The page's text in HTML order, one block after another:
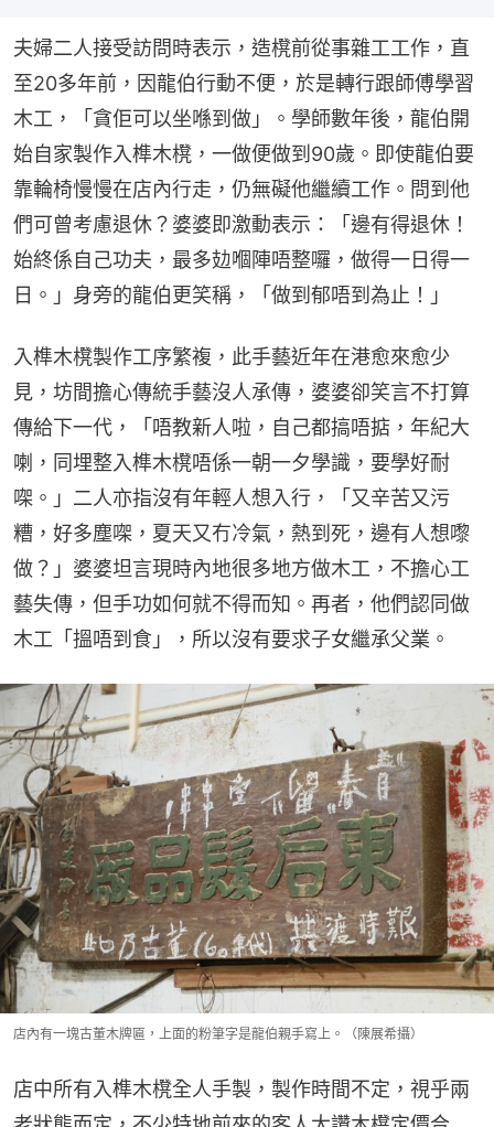
夫婦二人接受訪問時表示，造櫈前從事雜工工作，直
至20多年前，因龍伯行動不便，於是轉行跟師傅學習
木工，「貪佢可以坐喺到做」。學師數年後，龍伯開
始自家製作入榫木櫈，一做便做到90歲。即使龍伯要
靠輪椅慢慢在店內行走，仍無礙他繼續工作。問到他
們可曾考慮退休？婆婆即激動表示：「邊有得退休！
始終係自己功夫，最多攰嗰陣唔整囉，做得一日得一
日。」身旁的龍伯更笑稱，「做到郁唔到為止！」
入榫木櫈製作工序繁複，此手藝近年在港愈來愈少
見，坊間擔心傳統手藝沒人承傳，婆婆卻笑言不打算
傳給下一代，「唔教新人啦，自己都搞唔掂，年紀大
喇，同埋整入榫木櫈唔係一朝一夕學識，要學好耐
㗎。」二人亦指沒有年輕人想入行，「又辛苦又污
糟，好多塵㗎，夏天又冇冷氣，熱到死，邊有人想嚟
做？」婆婆坦言現時內地很多地方做木工，不擔心工
藝失傳，但手功如何就不得而知。再者，他們認同做
木工「搵唔到食」，所以沒有要求子女繼承父業。
店內有一塊古董木牌匾，上面的粉筆字是龍伯親手寫上。（陳展希攝）
店中所有入榫木櫈全人手製，製作時間不定，視乎兩